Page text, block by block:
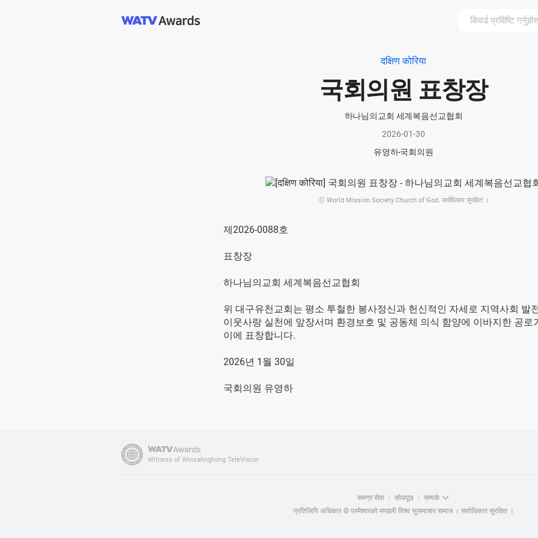
दक्षिण कोरिया
국회의원 표창장
하나님의교회 세계복음선교협회
2026-01-30
유영하국회의원
ⓒ World Mission Society Church of God. सर्वाधिकार सुरक्षित ।
제2026-0088호
표창장
하나님의교회 세계복음선교협회
위 대구유천교회는 평소 투철한 봉사정신과 헌신적인 자세로 지역사회 발
이웃사랑 실천에 앞장서며 환경보호 및 공동체 의식 함양에 이바지한 공로
이에 표창합니다.
2026년 1월 30일
국회의원 유영하
Witness of Ahnsahnghong TeleVision
समग्र सेवा सोधपूछ
सम्पर्क
प्रतिलिपि अधिकार © परमेश्वरको मण्डली विश्व सुसमाचार समाज । सर्वाधिकार सुरक्षित ।